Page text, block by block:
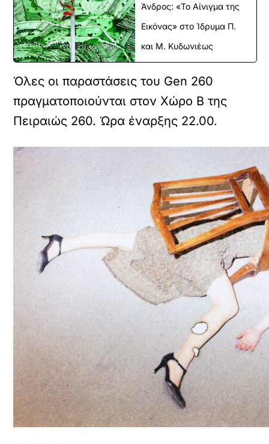
Άνδρος: «Το Αίνιγμα της
Εικόνας» στο Ίδρυμα Π.
και Μ. Κυδωνιέως
Όλες οι παραστάσεις του Gen 260
πραγματοποιούνται στον Χώρο Β της
Πειραιώς 260. Ώρα έναρξης 22.00.